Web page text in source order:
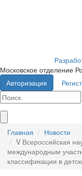
Московское отделение
Авторизация
Главная
Новости
V Всероссийская
международным
классификации в